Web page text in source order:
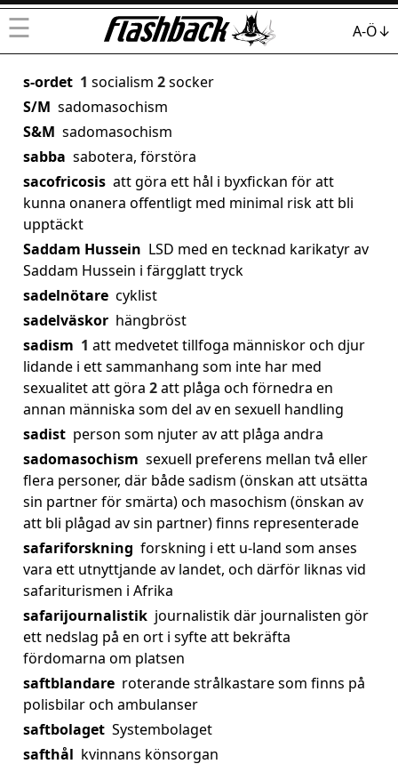
☰ A-Ö↓
s-ordet 1 socialism 2socker
S/M sadomasochism
S&M sadomasochism
sabba sabotera, förstöra
sacofricosis att göra ett hål i byxfickan för att
kunna onanera offentligt med minimal risk att bli
upptäckt
Saddam Hussein LSD med en tecknad karikatyr av
Saddam Hussein i färgglatt tryck
sadelnötare cyklist
sadelväskor hängbröst
sadism 1 att medvetet tillfoga människor och djur
lidande i ett sammanhang som inte har med
sexualitet att göra 2att plåga och förnedra en
annan människa som del av en sexuell handling
sadist person som njuter av att plåga andra
sadomasochism sexuell preferens mellan två eller
flera personer, där både sadism (önskan att utsätta
sin partner för smärta) och masochism (önskan av
att bli plågad av sin partner) finns representerade
safariforskning forskning i ett u-land som anses
vara ett utnyttjande av landet, och därför liknas vid
safariturismen i Afrika
safarijournalistik journalistik där journalisten gör
ett nedslag på en ort i syfte att bekräfta
fördomarna om platsen
saftblandare roterande strålkastare som finns på
polisbilar och ambulanser
saftbolaget Systembolaget
safthål kvinnans könsorgan